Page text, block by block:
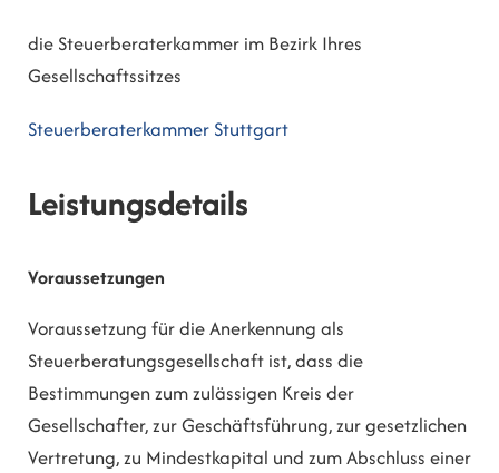
die Steuerberaterkammer im Bezirk Ihres
Gesellschaftssitzes
Steuerberaterkammer Stuttgart
Leistungsdetails
Voraussetzungen
Voraussetzung für die Anerkennung als
Steuerberatungsgesellschaft ist, dass die
Bestimmungen zum zulässigen Kreis der
Gesellschafter, zur Geschäftsführung, zur gesetzlichen
Vertretung, zu Mindestkapital und zum Abschluss einer